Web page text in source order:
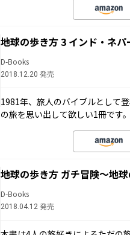
地球の歩き方 3 インド・ネパ
D-Books
2018.12.20 発売
1981年、旅人のバイブルとして
の旅を思い出して欲しい1冊です。
地球の歩き方 ガチ冒険～地
D-Books
2018.04.12 発売